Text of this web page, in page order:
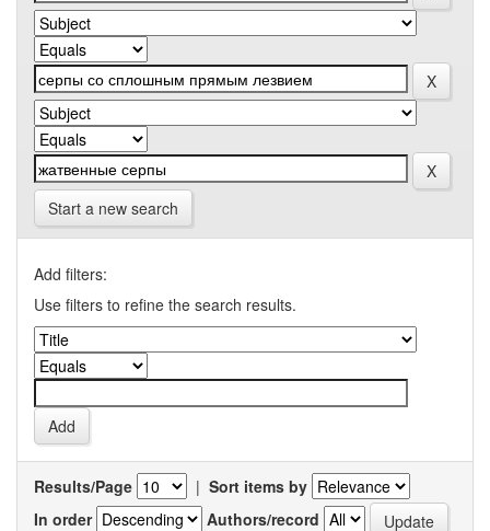
Start a new search
Add filters:
Use filters to refine the search results.
Results/Page | Sort items by
In order
Authors/record